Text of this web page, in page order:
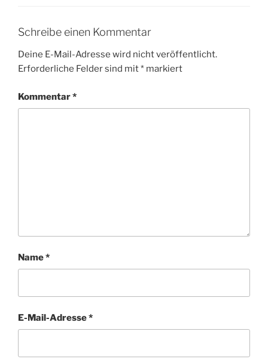
Schreibe einen Kommentar
Deine E-Mail-Adresse wird nicht veröffentlicht.
Erforderliche Felder sind mit* markiert
Kommentar*
Name*
E-Mail-Adresse*